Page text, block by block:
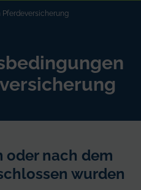
oder nach dem
wurden